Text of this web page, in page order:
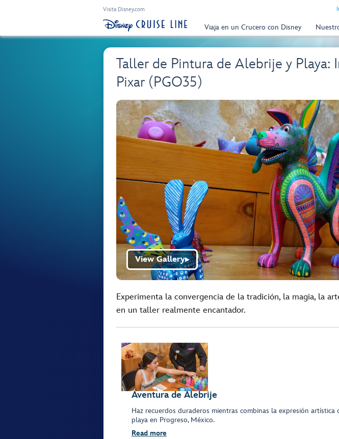
Visita Disney.com
Viaja en un Crucero con Disney
Taller de Pintura de Alebrije y Playa:
Pixar (PGO35)
View Gallery▶
Experimenta la convergencia de la tradición, la magia, la
en un taller realmente encantador.
Aventura de Alebrije
Haz recuerdos duraderos mientras combinas la expresión
playa en Progreso, México.
Read more